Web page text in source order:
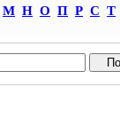
М Н О П Р С Т